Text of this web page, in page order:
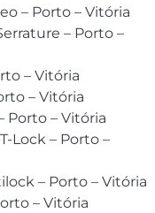
– Porto – Vitória
– Porto –
– Vitória
– Vitória
Porto – Vitória
Lock – Porto –
– Porto – Vitória
– Vitória